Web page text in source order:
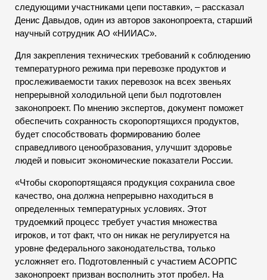
следующими участниками цепи поставки», – рассказал
Денис Давыдов, один из авторов законопроекта, старший
научный сотрудник АО «НИИАС».
Для закрепления технических требований к соблюдению
температурного режима при перевозке продуктов и
прослеживаемости таких перевозок на всех звеньях
непрерывной холодильной цепи был подготовлен
законопроект. По мнению экспертов, документ поможет
обеспечить сохранность скоропортящихся продуктов,
будет способствовать формированию более
справедливого ценообразования, улучшит здоровье
людей и повысит экономические показатели России.
«Чтобы скоропортящаяся продукция сохранила свое
качество, она должна непрерывно находиться в
определенных температурных условиях. Этот
трудоемкий процесс требует участия множества
игроков, и тот факт, что он никак не регулируется на
уровне федерального законодательства, только
усложняет его. Подготовленный с участием АСОРПС
законопроект призван восполнить этот пробел. На